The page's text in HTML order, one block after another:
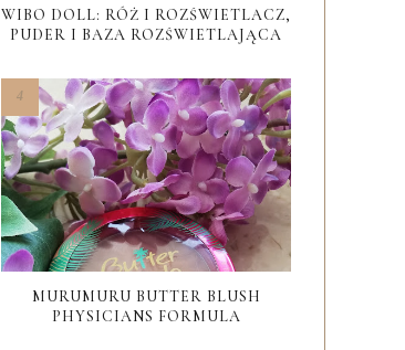
WIBO DOLL: RÓŻ I ROZŚWIETLACZ,
PUDER I BAZA ROZŚWIETLAJĄCA
MURUMURU BUTTER BLUSH
PHYSICIANS FORMULA